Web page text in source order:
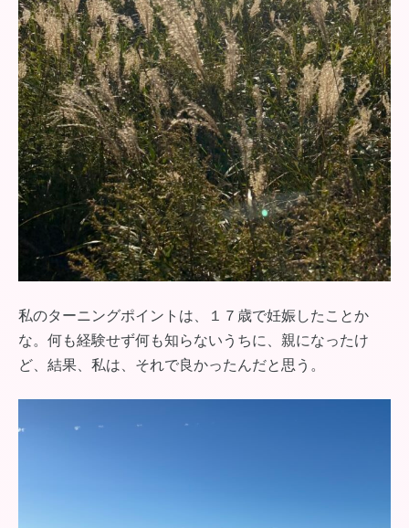
私のターニングポイントは、１７歳で妊娠したことか
な。何も経験せず何も知らないうちに、親になったけ
ど、結果、私は、それで良かったんだと思う。